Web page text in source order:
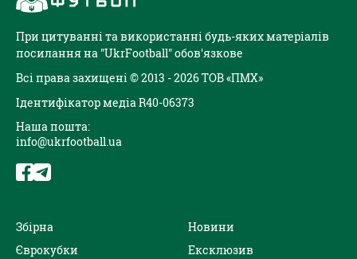
При цитуванні та використанні будь-яких матеріалів
посилання на "UkrFootball" обов'язкове
Всі права захищені © 2013 - 2026 ТОВ «ПМХ»
Ідентифікатор медіа R40-06373
Наша пошта:
info@ukrfootball.ua
Збірна
Єврокубки
Новини
Ексклюзив